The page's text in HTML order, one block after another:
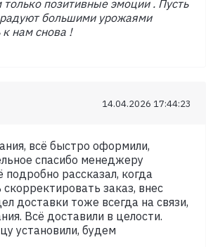
только позитивные эмоции . Пусть
большими урожаями
нам снова !
14.04.2026 17:44:23
всё быстро оформили,
спасибо менеджеру
подробно рассказал, когда
скорректировать заказ, внес
доставки тоже всегда на связи,
Всё доставили в целости.
установили, будем